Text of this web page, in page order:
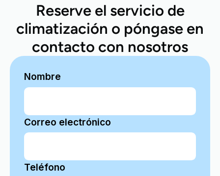
Reserve el servicio de
climatización o póngase en
contacto con nosotros
Nombre
Correo electrónico
Teléfono